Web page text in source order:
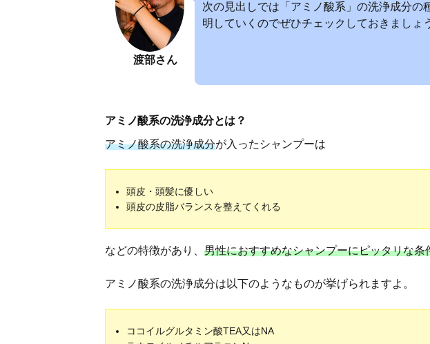
渡部さん
次の見出しでは「アミノ酸系」の洗浄成分の
明していくのでぜひチェックしておきましょ
アミノ酸系の洗浄成分とは？
アミノ酸系の洗浄成分が入ったシャンプーは
頭皮・頭髪に優しい
頭皮の皮脂バランスを整えてくれる
などの特徴があり、 男性におすすめなシャンプーにピッタリな条
アミノ酸系の洗浄成分は以下のようなものが挙げられますよ。
ココイルグルタミン酸TEA又はNA